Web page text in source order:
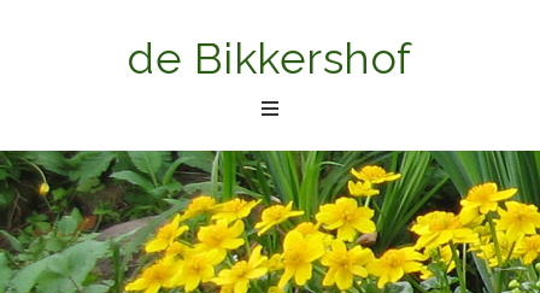
de Bikkershof